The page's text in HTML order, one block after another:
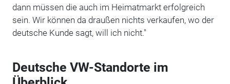
dann müssen die auch im Heimatmarkt erfolgreich
sein. Wir können da draußen nichts verkaufen, wo der
deutsche Kunde sagt, will ich nicht."
Deutsche VW-Standorte im